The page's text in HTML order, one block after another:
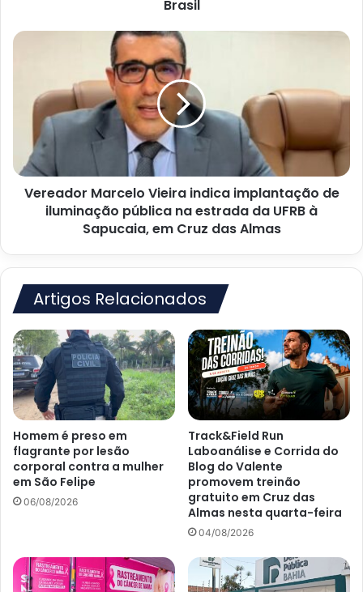
Brasil
Vereador
implantação
iluminação
pública
na
estrada
Sapucaia,
Cruz
das
Almas
Vereador Marcelo Vieira indica implantação de
iluminação pública na estrada da UFRB à
Sapucaia, em Cruz das Almas
Artigos Relacionados
Homem é preso em
flagrante por lesão
corporal contra a mulher
em São Felipe
06/08/2026
Track&Field Run
Laboanálise e Corrida do
Blog do Valente
promovem treinão
gratuito em Cruz das
Almas nesta quarta-feira
04/08/2026